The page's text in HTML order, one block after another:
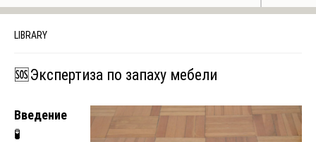
LIBRARY
🆘Экспертиза по запаху мебели
Введение
🧪